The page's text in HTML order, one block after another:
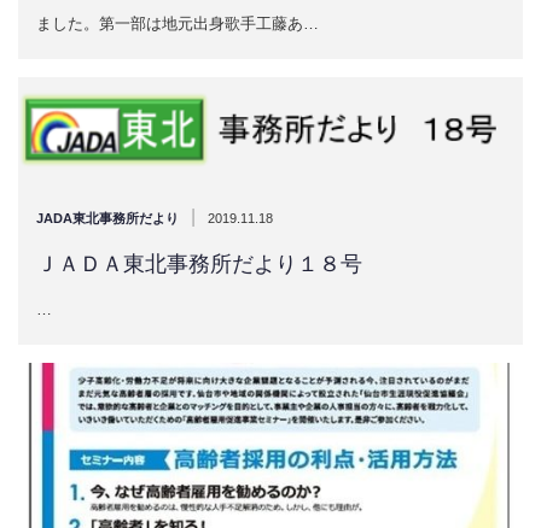
ました。第一部は地元出身歌手工藤あ…
JADA東北事務所だより 2019.11.18
ＪＡＤＡ東北事務所だより１８号
…